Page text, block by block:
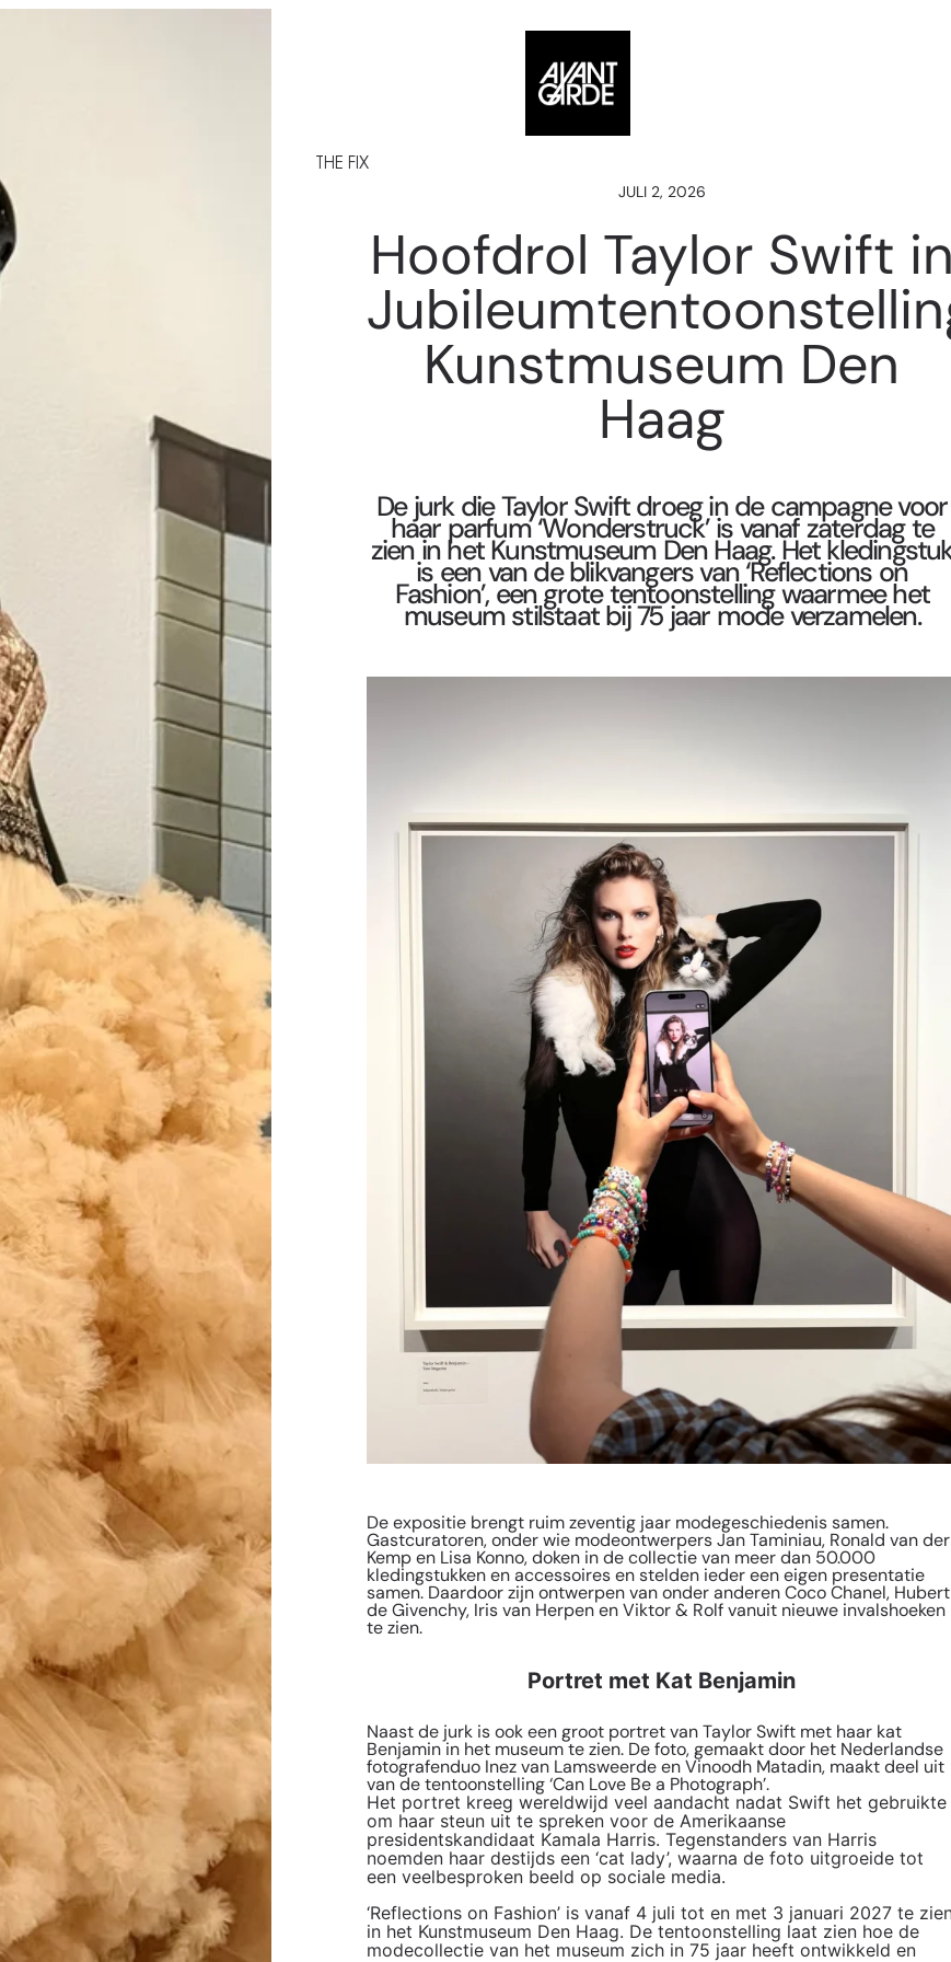
Hoofdrol Taylor Swift
Kunstmuseum Den
Haag
De jurk die Taylor Swift droeg in de campagne voor
haar parfum ‘Wonderstruck’ is vanaf zaterdag te
zien in het Kunstmuseum Den Haag. Het
is een van de blikvangers van ‘Reflections on
Fashion’, een grote tentoonstelling waarmee het
museum stilstaat bij 75 jaar mode verzamelen.
THE FIX
JULI 2, 2026
De expositie brengt ruim zeventig jaar modegeschiedenis samen.
Gastcuratoren, onder wie modeontwerpers Jan Taminiau, Ronald van der
Kemp en Lisa Konno, doken in de collectie van meer dan 50.000
kledingstukken en accessoires en stelden ieder een eigen presentatie
samen. Daardoor zijn ontwerpen van onder anderen Coco Chanel, Hubert
de Givenchy, Iris van Herpen en Viktor & Rolf vanuit nieuwe invalshoeken
te zien.
Portret met Kat Benjamin
Naast de jurk is ook een groot portret van Taylor Swift met haar kat
Benjamin in het museum te zien. De foto, gemaakt door het Nederlandse
fotografenduo Inez van Lamsweerde en Vinoodh Matadin, maakt deel uit
van de tentoonstelling ‘Can Love Be a Photograph’.
Het portret kreeg wereldwijd veel aandacht nadat Swift het gebruikte
om haar steun uit te spreken voor de Amerikaanse
presidentskandidaat Kamala Harris. Tegenstanders van Harris
noemden haar destijds een ‘cat lady’, waarna de foto uitgroeide tot
een veelbesproken beeld op sociale media.
‘Reflections on Fashion’ is vanaf 4 juli tot en met 3 januari 2027 te
in het Kunstmuseum Den Haag. De tentoonstelling laat zien hoe de
modecollectie van het museum zich in 75 jaar heeft ontwikkeld en